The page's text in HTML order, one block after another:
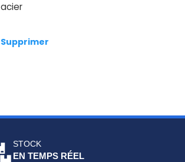
acier
Supprimer
STOCK
EN TEMPS RÉEL